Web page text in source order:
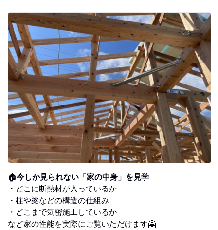
🏠今しか見られない「家の中身」を見学
・どこに断熱材が入っているか
・柱や梁などの構造の仕組み
・どこまで気密施工しているか
など家の性能を実際にご覧いただけます🤗